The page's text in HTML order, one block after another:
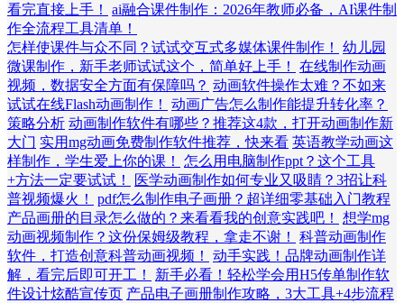
看完直接上手！
ai融合课件制作：2026年教师必备，AI课件制
作全流程工具清单！
怎样使课件与众不同？试试交互式多媒体课件制作！
幼儿园
微课制作，新手老师试试这个，简单好上手！
在线制作动画
视频，数据安全方面有保障吗？ 动画软件操作太难？不如来
试试在线Flash动画制作！
动画广告怎么制作能提升转化率？
策略分析 动画制作软件有哪些？推荐这4款，打开动画制作新
大门 实用mg动画免费制作软件推荐，快来看 英语教学动画这
样制作，学生爱上你的课！
怎么用电脑制作ppt？这个工具
+方法一定要试试！
医学动画制作如何专业又吸睛？3招让科
普视频爆火！
pdf怎么制作电子画册？超详细零基础入门教程
产品画册的目录怎么做的？来看看我的创意实践吧！
想学mg
动画视频制作？这份保姆级教程，拿走不谢！
科普动画制作
软件，打造创意科普动画视频！
动手实践！品牌动画制作详
解，看完后即可开工！
新手必看！轻松学会用H5传单制作软
件设计炫酷宣传页 产品电子画册制作攻略，3大工具+4步流程